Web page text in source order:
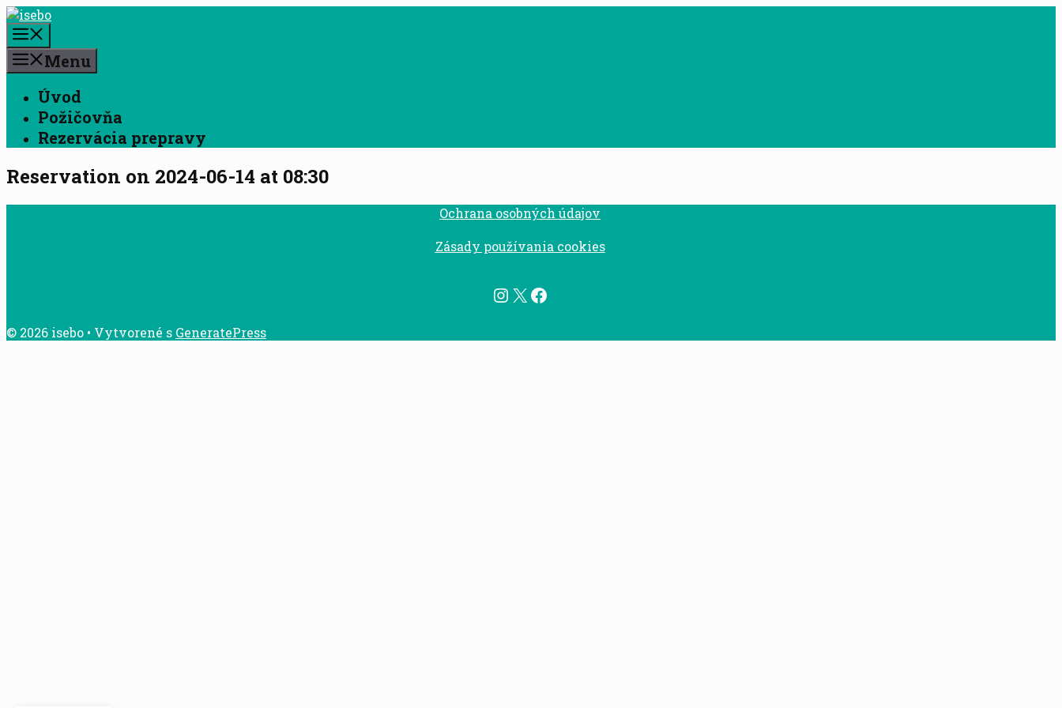
Preskočiť
na
obsah
Menu
Úvod
Požičovňa
Rezervácia prepravy
Reservation on 2024-06-14 at 08:30
Ochrana osobných údajov
Zásady používania cookies
InstagramX Facebook
© 2026 isebo • Vytvorené s GeneratePress